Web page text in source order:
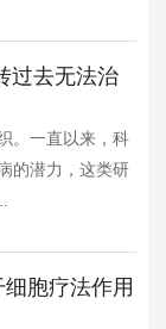
过去无法治
。一直以来，科
的潜力，这类研
胞疗法作用